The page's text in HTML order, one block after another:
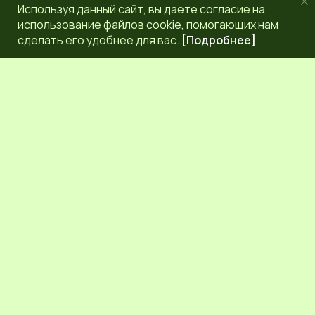
Используя данный сайт, вы даете согласие на
использование файлов cookie, помогающих нам
сделать его удобнее для вас. [Подробнее]